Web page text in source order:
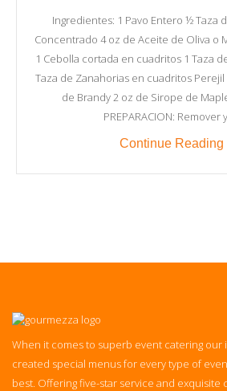
Ingredientes: 1 Pavo Entero ½ Taza
Concentrado 4 oz de Aceite de Oliva o
1 Cebolla cortada en cuadritos 1 Taza
Taza de Zanahorias en cuadritos
de Brandy 2 oz de Sirope de
PREPARACION: Remover
Continue
When it comes to superb event catering our
created special menus for every type of
best. Offering five-star service and exquisite